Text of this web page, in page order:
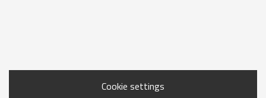
Cookie settings